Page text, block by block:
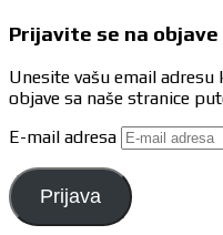
Prijavite se na
Unesite vašu email
objave sa naše stranice
E-mail adresa
Prijava